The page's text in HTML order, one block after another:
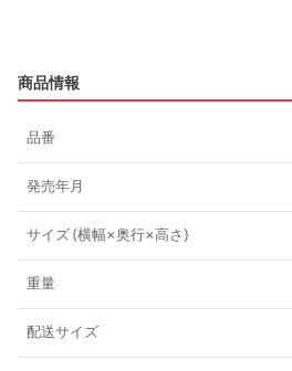
商品情報
品番
発売年月
サイズ (横幅×奥行×高さ)
重量
配送サイズ